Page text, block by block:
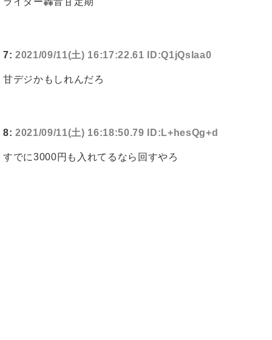
7: 2021/09/11(土) 16:17:22.61 ID:Q1jQslaa0
甘デジかもしれんだろ
8: 2021/09/11(土) 16:18:50.79 ID:L+hesQg+d
すでに3000円も入れてるなら回すやろ